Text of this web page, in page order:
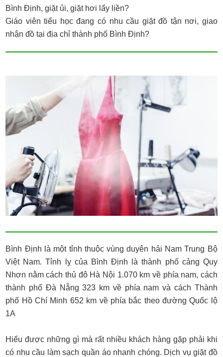
Bình Định, giặt ủi, giặt hơi lấy liền?
Giáo viên tiểu học đang có nhu cầu giặt đồ tận nơi, giao
nhận đồ tại địa chỉ thành phố Bình Định?
Bình Định là một tỉnh thuộc vùng duyên hải Nam Trung Bộ
Việt Nam. Tỉnh lỵ của Bình Định là thành phố cảng Quy
Nhơn nằm cách thủ đô Hà Nội 1.070 km về phía nam, cách
thành phố Đà Nẵng 323 km về phía nam và cách Thành
phố Hồ Chí Minh 652 km về phía bắc theo đường Quốc lộ
1A
Hiểu được những gì mà rất nhiều khách hàng gặp phải khi
có nhu cầu làm sạch quần áo nhanh chóng. Dịch vụ giặt đồ